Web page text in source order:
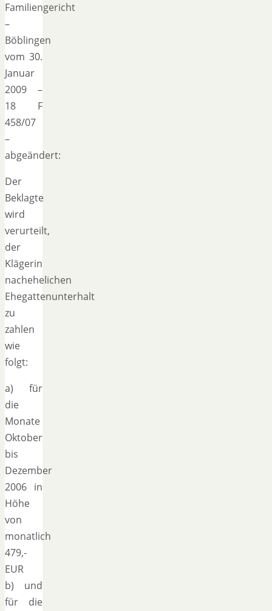
Familiengericht
–
Böblingen
vom 30.
Januar
2009 –
18 F
458/07
–
abgeändert:
Der
Beklagte
wird
verurteilt,
der
Klägerin
nachehelichen
Ehegattenunterhalt
zu
zahlen
wie
folgt:
a) für
die
Monate
Oktober
bis
Dezember
2006 in
Höhe
von
monatlich
479,-
EUR
b) und
für die